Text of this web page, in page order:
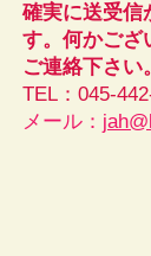
確実に送受信
す。 何かござ
ご連絡下さい。
TEL：045-
メール：